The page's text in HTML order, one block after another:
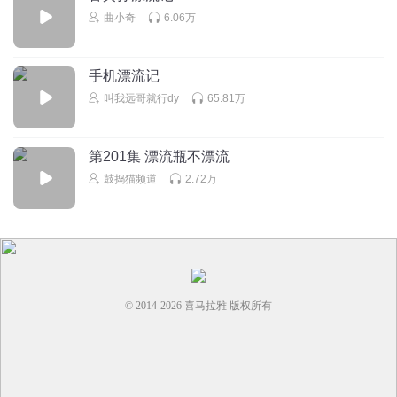
曲小奇 6.06万
手机漂流记
叫我远哥就行dy 65.81万
第201集 漂流瓶不漂流
鼓捣猫频道 2.72万
© 2014-2026 喜马拉雅 版权所有